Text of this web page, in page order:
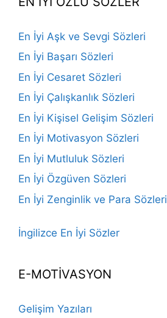
En İyi Aşk ve Sevgi Sözleri
En İyi Başarı Sözleri
En İyi Cesaret Sözleri
En İyi Çalışkanlık Sözleri
En İyi Kişisel Gelişim Sözleri
En İyi Motivasyon Sözleri
En İyi Mutluluk Sözleri
En İyi Özgüven Sözleri
En İyi Zenginlik ve Para Sözleri
İngilizce En İyi Sözler
E-MOTİVASYON
Gelişim Yazıları